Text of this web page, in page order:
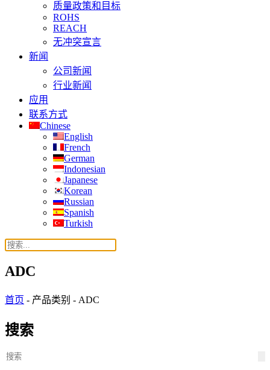
质量政策和目标
ROHS
REACH
无冲突宣言
新闻
公司新闻
行业新闻
应用
联系方式
Chinese
English
French
German
Indonesian
Japanese
Korean
Russian
Spanish
Turkish
ADC
首页 - 产品类别 - ADC
搜索